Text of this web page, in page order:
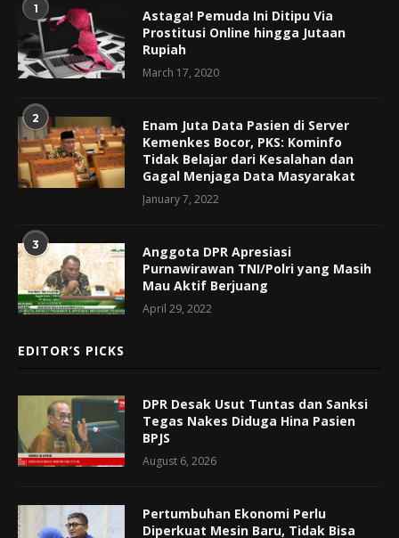
1
Astaga! Pemuda Ini Ditipu Via
Prostitusi Online hingga Jutaan
Rupiah
March 17, 2020
2
Enam Juta Data Pasien di Server
Kemenkes Bocor, PKS: Kominfo
Tidak Belajar dari Kesalahan dan
Gagal Menjaga Data Masyarakat
January 7, 2022
3
Anggota DPR Apresiasi
Purnawirawan TNI/Polri yang Masih
Mau Aktif Berjuang
April 29, 2022
EDITOR’S PICKS
DPR Desak Usut Tuntas dan Sanksi
Tegas Nakes Diduga Hina Pasien
BPJS
August 6, 2026
Pertumbuhan Ekonomi Perlu
Diperkuat Mesin Baru, Tidak Bisa